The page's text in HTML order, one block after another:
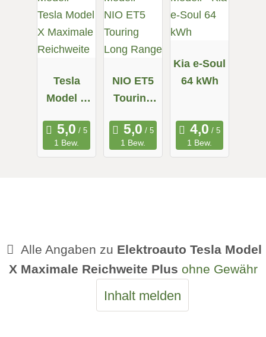
Tesla
Model X
Reichweit
e
1 Bew.
NIO ET5
Touring
Range
1 Bew.
Kia e-Soul
64 kWh
1 Bew.
Alle Angaben zu Elektroauto Tesla Model
X Maximale Reichweite Plus ohne Gewähr
Inhalt melden